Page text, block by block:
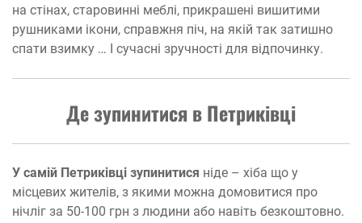
на стінах, старовинні меблі, прикрашені вишитими
рушниками ікони, справжня піч, на якій так затишно
спати взимку … І сучасні зручності для відпочинку.
Де зупинитися в Петриківці
У самій Петриківці зупинитися ніде – хіба що у
місцевих жителів, з якими можна домовитися про
нічліг за 50-100 грн з людини або навіть безкоштовно.